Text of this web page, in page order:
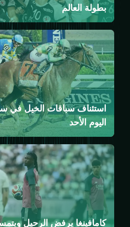
بطولة العالم
استئناف سباقات الخيل في
اليوم الأحد
كامافينغا يرفض الرحيل